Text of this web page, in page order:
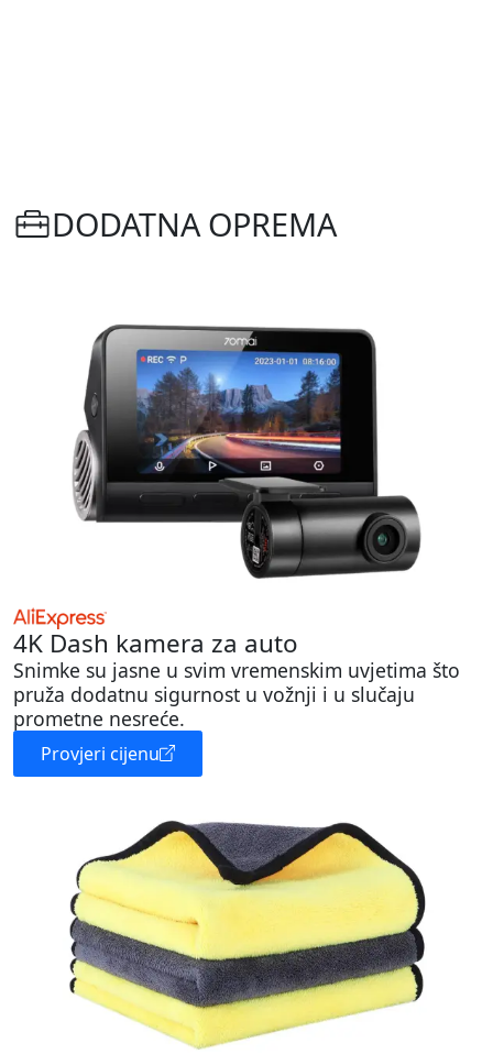
DODATNA OPREMA
4K Dash kamera za auto
Snimke su jasne u svim vremenskim uvjetima što
pruža dodatnu sigurnost u vožnji i u slučaju
prometne nesreće.
Provjeri cijenu